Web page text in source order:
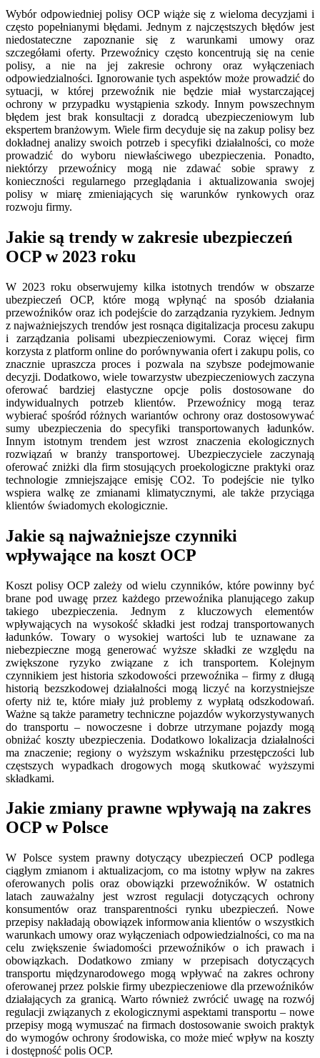
Wybór odpowiedniej polisy OCP wiąże się z wieloma decyzjami i
często popełnianymi błędami. Jednym z najczęstszych błędów jest
niedostateczne zapoznanie się z warunkami umowy oraz
szczegółami oferty. Przewoźnicy często koncentrują się na cenie
polisy, a nie na jej zakresie ochrony oraz wyłączeniach
odpowiedzialności. Ignorowanie tych aspektów może prowadzić do
sytuacji, w której przewoźnik nie będzie miał wystarczającej
ochrony w przypadku wystąpienia szkody. Innym powszechnym
błędem jest brak konsultacji z doradcą ubezpieczeniowym lub
ekspertem branżowym. Wiele firm decyduje się na zakup polisy bez
dokładnej analizy swoich potrzeb i specyfiki działalności, co może
prowadzić do wyboru niewłaściwego ubezpieczenia. Ponadto,
niektórzy przewoźnicy mogą nie zdawać sobie sprawy z
konieczności regularnego przeglądania i aktualizowania swojej
polisy w miarę zmieniających się warunków rynkowych oraz
rozwoju firmy.
Jakie są trendy w zakresie ubezpieczeń
OCP w 2023 roku
W 2023 roku obserwujemy kilka istotnych trendów w obszarze
ubezpieczeń OCP, które mogą wpłynąć na sposób działania
przewoźników oraz ich podejście do zarządzania ryzykiem. Jednym
z najważniejszych trendów jest rosnąca digitalizacja procesu zakupu
i zarządzania polisami ubezpieczeniowymi. Coraz więcej firm
korzysta z platform online do porównywania ofert i zakupu polis, co
znacznie upraszcza proces i pozwala na szybsze podejmowanie
decyzji. Dodatkowo, wiele towarzystw ubezpieczeniowych zaczyna
oferować bardziej elastyczne opcje polis dostosowane do
indywidualnych potrzeb klientów. Przewoźnicy mogą teraz
wybierać spośród różnych wariantów ochrony oraz dostosowywać
sumy ubezpieczenia do specyfiki transportowanych ładunków.
Innym istotnym trendem jest wzrost znaczenia ekologicznych
rozwiązań w branży transportowej. Ubezpieczyciele zaczynają
oferować zniżki dla firm stosujących proekologiczne praktyki oraz
technologie zmniejszające emisję CO2. To podejście nie tylko
wspiera walkę ze zmianami klimatycznymi, ale także przyciąga
klientów świadomych ekologicznie.
Jakie są najważniejsze czynniki
wpływające na koszt OCP
Koszt polisy OCP zależy od wielu czynników, które powinny być
brane pod uwagę przez każdego przewoźnika planującego zakup
takiego ubezpieczenia. Jednym z kluczowych elementów
wpływających na wysokość składki jest rodzaj transportowanych
ładunków. Towary o wysokiej wartości lub te uznawane za
niebezpieczne mogą generować wyższe składki ze względu na
zwiększone ryzyko związane z ich transportem. Kolejnym
czynnikiem jest historia szkodowości przewoźnika – firmy z długą
historią bezszkodowej działalności mogą liczyć na korzystniejsze
oferty niż te, które miały już problemy z wypłatą odszkodowań.
Ważne są także parametry techniczne pojazdów wykorzystywanych
do transportu – nowoczesne i dobrze utrzymane pojazdy mogą
obniżać koszty ubezpieczenia. Dodatkowo lokalizacja działalności
ma znaczenie; regiony o wyższym wskaźniku przestępczości lub
częstszych wypadkach drogowych mogą skutkować wyższymi
składkami.
Jakie zmiany prawne wpływają na zakres
OCP w Polsce
W Polsce system prawny dotyczący ubezpieczeń OCP podlega
ciągłym zmianom i aktualizacjom, co ma istotny wpływ na zakres
oferowanych polis oraz obowiązki przewoźników. W ostatnich
latach zauważalny jest wzrost regulacji dotyczących ochrony
konsumentów oraz transparentności rynku ubezpieczeń. Nowe
przepisy nakładają obowiązek informowania klientów o wszystkich
warunkach umowy oraz wyłączeniach odpowiedzialności, co ma na
celu zwiększenie świadomości przewoźników o ich prawach i
obowiązkach. Dodatkowo zmiany w przepisach dotyczących
transportu międzynarodowego mogą wpływać na zakres ochrony
oferowanej przez polskie firmy ubezpieczeniowe dla przewoźników
działających za granicą. Warto również zwrócić uwagę na rozwój
regulacji związanych z ekologicznymi aspektami transportu – nowe
przepisy mogą wymuszać na firmach dostosowanie swoich praktyk
do wymogów ochrony środowiska, co może mieć wpływ na koszty
i dostępność polis OCP.